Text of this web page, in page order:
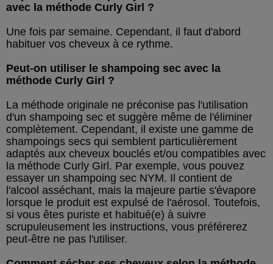
avec la méthode Curly Girl ?
Une fois par semaine. Cependant, il faut d'abord
habituer vos cheveux à ce rythme.
Peut-on utiliser le shampoing sec avec la
méthode Curly Girl ?
La méthode originale ne préconise pas l'utilisation
d'un shampoing sec et suggère même de l'éliminer
complètement. Cependant, il existe une gamme de
shampoings secs qui semblent particulièrement
adaptés aux cheveux bouclés et/ou compatibles avec
la méthode Curly Girl. Par exemple, vous pouvez
essayer un shampoing sec NYM. Il contient de
l'alcool asséchant, mais la majeure partie s'évapore
lorsque le produit est expulsé de l'aérosol. Toutefois,
si vous êtes puriste et habitué(e) à suivre
scrupuleusement les instructions, vous préférerez
peut-être ne pas l'utiliser.